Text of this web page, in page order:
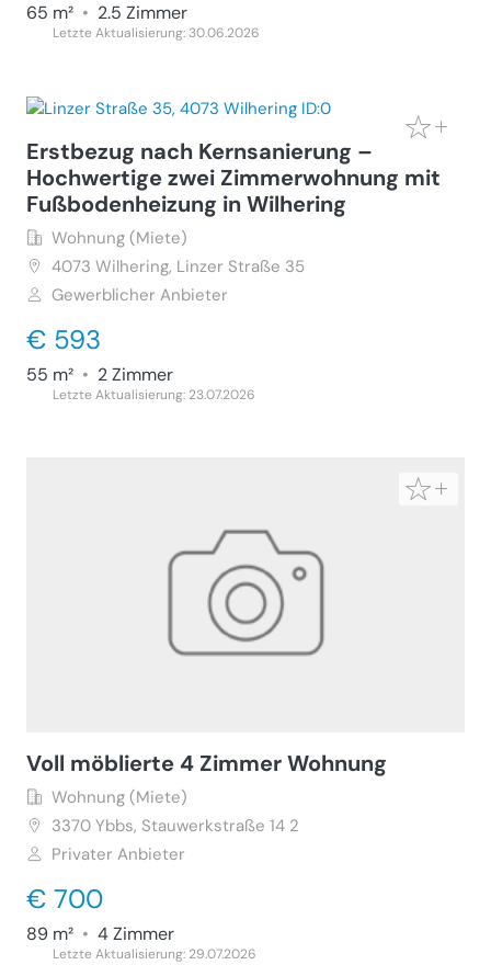
65 m² • 2.5 Zimmer
Letzte Aktualisierung: 30.06.2026
Erstbezug nach Kernsanierung –
Hochwertige zwei Zimmerwohnung mit
Fußbodenheizung in Wilhering
Wohnung (Miete)
4073 Wilhering, Linzer Straße 35
Gewerblicher Anbieter
€ 593
55 m² • 2 Zimmer
Letzte Aktualisierung: 23.07.2026
Voll möblierte 4 Zimmer Wohnung
Wohnung (Miete)
3370 Ybbs, Stauwerkstraße 14 2
Privater Anbieter
€ 700
89 m² • 4 Zimmer
Letzte Aktualisierung: 29.07.2026